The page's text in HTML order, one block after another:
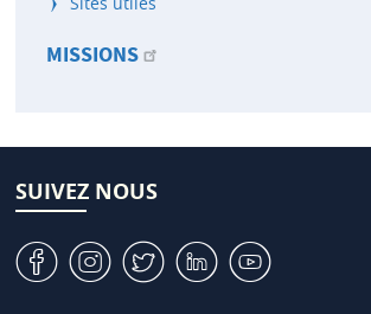
MISSIONS
SUIVEZ NOUS
v J W M 1